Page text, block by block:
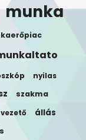
munka
nyilas
szakma
vezető állás